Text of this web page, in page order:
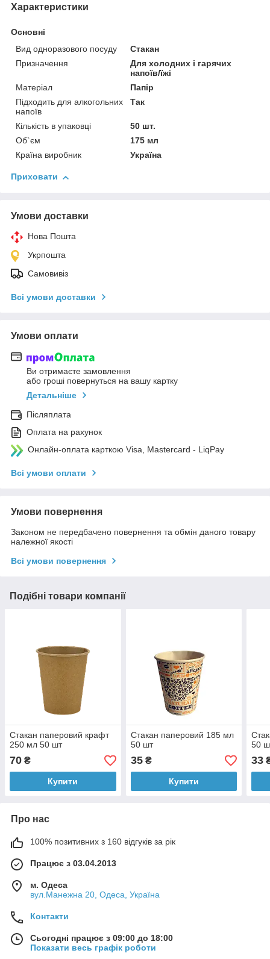
Характеристики
Основні
Вид одноразового посуду
Стакан
Призначення
Для холодних і гарячих
напоїв/їжі
Матеріал
Папір
Підходить для алкогольних
напоїв
Так
Кількість в упаковці
50 шт.
Об`єм
175 мл
Країна виробник
Україна
Приховати
Умови доставки
Нова Пошта
Укрпошта
Самовивіз
Всі умови доставки
Умови оплати
Ви отримаєте замовлення
або гроші повернуться на вашу картку
Детальніше
Післяплата
Оплата на рахунок
Онлайн-оплата карткою Visa, Mastercard - LiqPay
Всі умови оплати
Умови повернення
Законом не передбачено повернення та обмін даного товару
належної якості
Всі умови повернення
Подібні товари компанії
Стакан паперовий крафт
250 мл 50 шт
70 ₴
Купити
Стакан паперовий 185 мл
50 шт
35₴
Купити
50
33
Про нас
100% позитивних з 160 відгуків за рік
Працює з 03.04.2013
м. Одеса
вул.Манежна 20, Одеса, Україна
Контакти
Сьогодні працює з 09:00 до 18:00
Показати весь графік роботи